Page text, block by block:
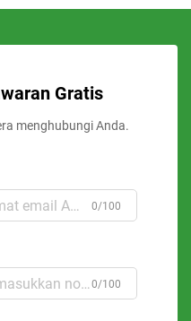
Gratis
menghubungi Anda.
0/100
0/100